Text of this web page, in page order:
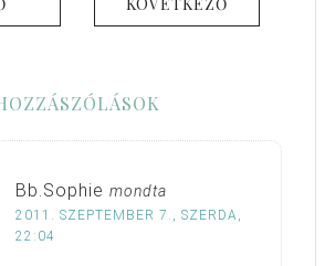
KÖVETKEZŐ
Bb.Sophie mondta
2011. SZEPTEMBER 7., SZERDA,
22:04